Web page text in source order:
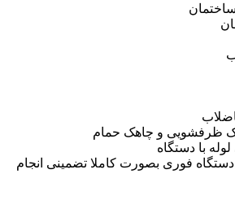
ظرفشویی و چاهک حمام
با دستگاه
دستگاه فوری بصورت کاملا تضمینی انجام